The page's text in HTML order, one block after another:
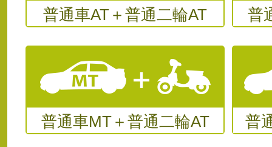
普通車AT＋普通二輪AT 普
普通車MT＋普通二輪AT 普